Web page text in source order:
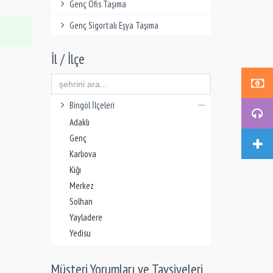
Genç Ofis Taşıma
Genç Sigortalı Eşya Taşıma
İl / İlçe
Bingöl İlçeleri
Adaklı
Genç
Karlıova
Kiğı
Merkez
Solhan
Yayladere
Yedisu
Müşteri Yorumları ve Tavsiyeleri